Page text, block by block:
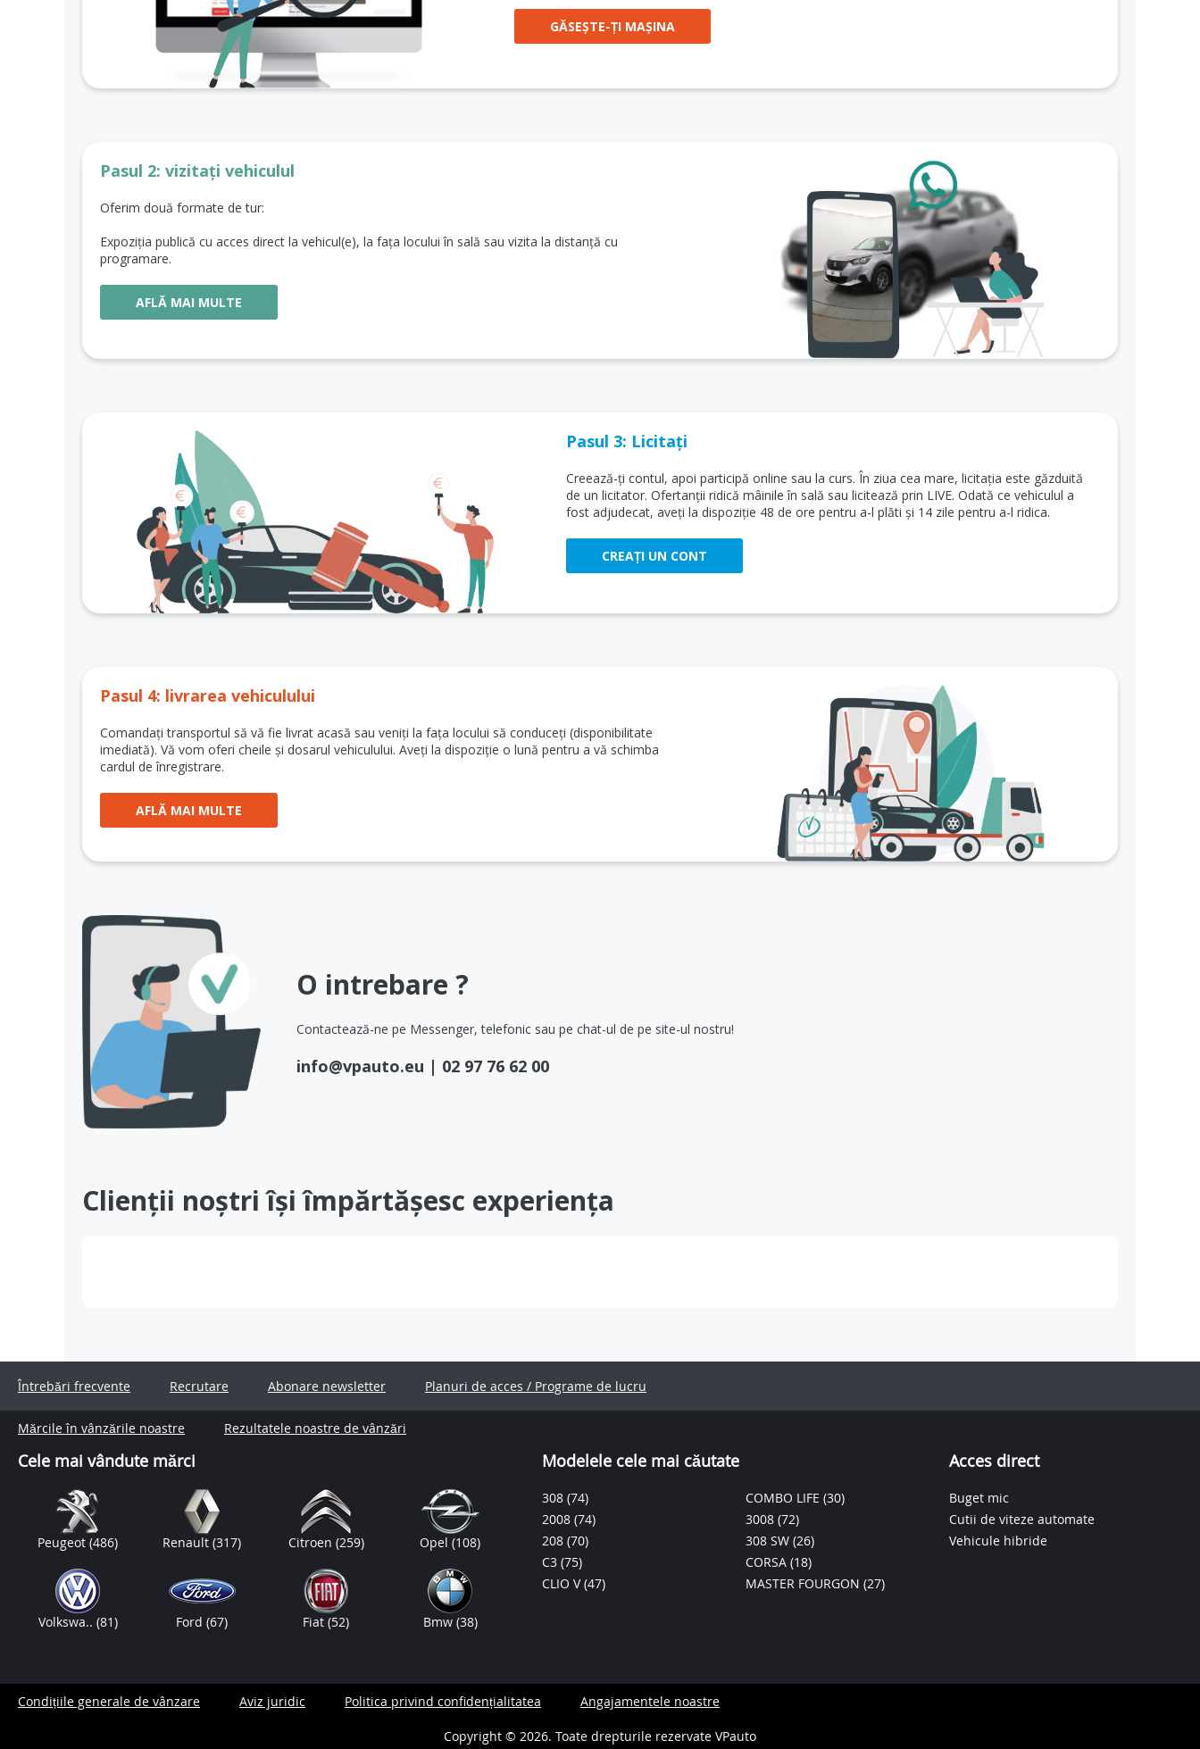
GĂSEȘTE-ȚI MAȘINA
Pasul 2: vizitați vehiculul
Oferim două formate de tur:
Expoziția publică cu acces direct la vehicul(e), la fața locului în sală sau vizita la distanță cu
programare.
AFLĂ MAI MULTE
Pasul 3: Licitați
Creează-ți contul, apoi participă online sau la curs. În ziua cea mare, licitația este găzduită
de un licitator. Ofertanții ridică mâinile în sală sau licitează prin LIVE. Odată ce vehiculul a
fost adjudecat, aveți la dispoziție 48 de ore pentru a-l plăti și 14 zile pentru a-l ridica.
CREAȚI UN CONT
Pasul 4: livrarea vehiculului
Comandați transportul să vă fie livrat acasă sau veniți la fața locului să conduceți (disponibilitate
imediată). Vă vom oferi cheile și dosarul vehiculului. Aveți la dispoziție o lună pentru a vă schimba
cardul de înregistrare.
AFLĂ MAI MULTE
O intrebare ?
Contactează-ne pe Messenger, telefonic sau pe chat-ul de pe site-ul nostru!
info@vpauto.eu | 02 97 76 62 00
Clienții noștri își împărtășesc experiența
Întrebări frecvente Recrutare Abonare newsletter Planuri de acces / Programe de lucru
Mărcile în vânzările noastre Rezultatele noastre de vânzări
Cele mai vândute mărci
Peugeot(486) Renault(317) Citroen (259) Opel(108)
Volkswa.. (81) Ford(67) Fiat(52) Bmw (38)
Modelele cele mai căutate
308 (74)
2008 (74)
208 (70)
C3 (75)
CLIO V(47)
COMBO LIFE (30)
3008 (72)
308 SW (26)
CORSA (18)
MASTER FOURGON (27)
Acces direct
Buget mic
Cutii de viteze automate
Vehicule hibride
Condițiile generale de vânzare Aviz juridic Politica privind confidențialitatea Angajamentele noastre
Copyright © 2026. Toate drepturile rezervate VPauto